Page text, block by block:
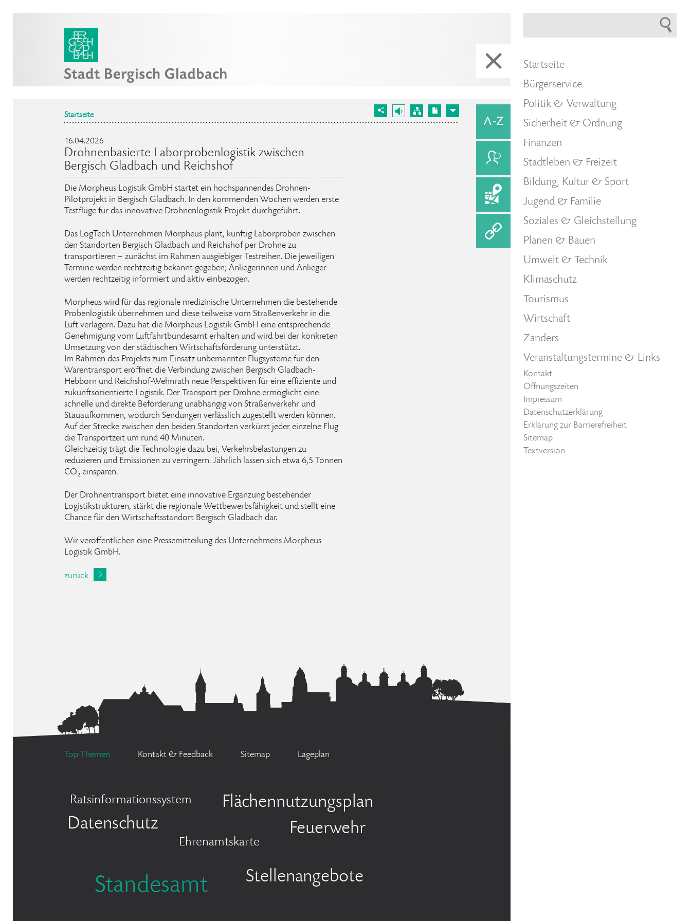
Startseite
16.04.2026
Drohnenbasierte Laborprobenlogistik zwischen
Bergisch Gladbach und Reichshof
Die Morpheus Logistik GmbH startet ein hochspannendes Drohnen-
Pilotprojekt in Bergisch Gladbach. In den kommenden Wochen werden erste
Testflüge für das innovative Drohnenlogistik Projekt durchgeführt.
Das LogTech Unternehmen Morpheus plant, künftig Laborproben zwischen
den Standorten Bergisch Gladbach und Reichshof per Drohne zu
transportieren – zunächst im Rahmen ausgiebiger Testreihen. Die jeweiligen
Termine werden rechtzeitig bekannt gegeben; Anliegerinnen und Anlieger
werden rechtzeitig informiert und aktiv einbezogen.
Morpheus wird für das regionale medizinische Unternehmen die bestehende
Probenlogistik übernehmen und diese teilweise vom Straßenverkehr in die
Luft verlagern. Dazu hat die Morpheus Logistik GmbH eine entsprechende
Genehmigung vom Luftfahrtbundesamt erhalten und wird bei der konkreten
Umsetzung von der städtischen Wirtschaftsförderung unterstützt.
Im Rahmen des Projekts zum Einsatz unbemannter Flugsysteme für den
Warentransport eröffnet die Verbindung zwischen Bergisch Gladbach-
Hebborn und Reichshof-Wehnrath neue Perspektiven für eine effiziente und
zukunftsorientierte Logistik. Der Transport per Drohne ermöglicht eine
schnelle und direkte Beförderung unabhängig von Straßenverkehr und
Stauaufkommen, wodurch Sendungen verlässlich zugestellt werden können.
Auf der Strecke zwischen den beiden Standorten verkürzt jeder einzelne Flug
die Transportzeit um rund 40 Minuten.
Gleichzeitig trägt die Technologie dazu bei, Verkehrsbelastungen zu
reduzieren und Emissionen zu verringern. Jährlich lassen sich etwa 6,5 Tonnen
CO₂ einsparen.
Der Drohnentransport bietet eine innovative Ergänzung bestehender
Logistikstrukturen, stärkt die regionale Wettbewerbsfähigkeit und stellt eine
Chance für den Wirtschaftsstandort Bergisch Gladbach dar.
Wir veröffentlichen eine Pressemitteilung des Unternehmens Morpheus
Logistik GmbH.
zurück
Top Themen Kontakt & Feedback Sitemap Lageplan
Ratsinformationssystem
Flächennutzungsplan
Datenschutz
Ehrenamtskarte
Feuerwehr
Standesamt Stellenangebote
Startseite
Bürgerservice
Politik & Verwaltung
Sicherheit & Ordnung
Finanzen
Stadtleben & Freizeit
Bildung, Kultur & Sport
Jugend & Familie
Soziales & Gleichstellung
Planen & Bauen
Umwelt & Technik
Klimaschutz
Tourismus
Wirtschaft
Zanders
Veranstaltungstermine & Links
Kontakt
Öffnungszeiten
Impressum
Datenschutzerklärung
Erklärung zur Barrierefreiheit
Sitemap
Textversion